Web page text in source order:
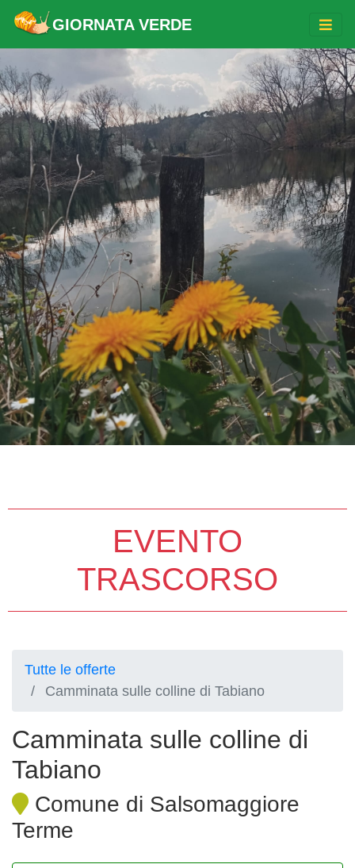
GIORNATA VERDE
EVENTO
TRASCORSO
Tutte le offerte
Camminata sulle colline di Tabiano
Camminata sulle colline di
Tabiano
Comune di Salsomaggiore
Terme